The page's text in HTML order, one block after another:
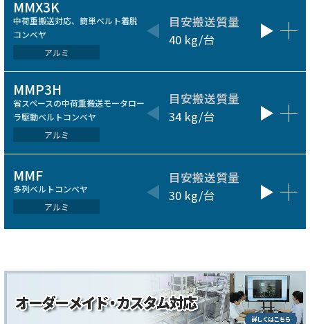
MMX3K
中荷重搬送対応、簡単ベルト着脱
コンベヤ
アルミ
目安搬送質量
40 kg/台
呼びベ
200～
MMP3H
省スペースの中荷重搬送モータロー
ラ駆動ベルトコンベヤ
アルミ
目安搬送質量
34 kg/台
300～
MMF
多列ベルトコンベヤ
アルミ
目安搬送質量
30 kg/台
50～
の多列